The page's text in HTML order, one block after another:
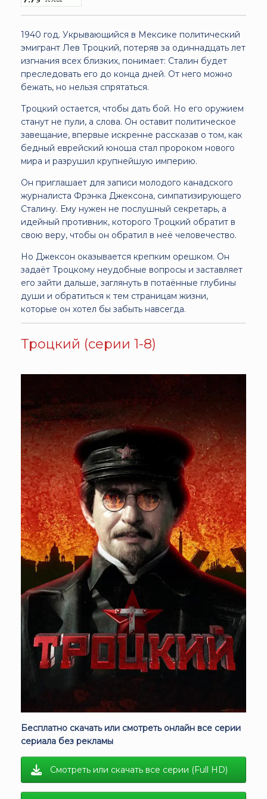
1940 год. Укрывающийся в Мексике политический
эмигрант Лев Троцкий, потеряв за одиннадцать лет
изгнания всех близких, понимает: Сталин будет
преследовать его до конца дней. От него можно
бежать, но нельзя спрятаться.
Троцкий остается, чтобы дать бой. Но его оружием
станут не пули, а слова. Он оставит политическое
завещание, впервые искренне рассказав о том, как
бедный еврейский юноша стал пророком нового
мира и разрушил крупнейшую империю.
Он приглашает для записи молодого канадского
журналиста Фрэнка Джексона, симпатизирующего
Сталину. Ему нужен не послушный секретарь, а
идейный противник, которого Троцкий обратит в
свою веру, чтобы он обратил в неё человечество.
Но Джексон оказывается крепким орешком. Он
задаёт Троцкому неудобные вопросы и заставляет
его зайти дальше, заглянуть в потаённые глубины
души и обратиться к тем страницам жизни,
которые он хотел бы забыть навсегда.
Троцкий (серии 1-8)
Бесплатно скачать или смотреть онлайн все серии
сериала без рекламы
Смотреть или скачать все серии (Full HD)